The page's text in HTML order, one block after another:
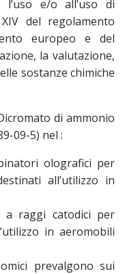
l’uso e/o all’uso di
del regolamento
europeo e del
la valutazione,
sostanze chimiche
di ammonio
09-5) nel :
olografici per
all’utilizzo in
a raggi catodici per
in aeromobili
prevalgono sui